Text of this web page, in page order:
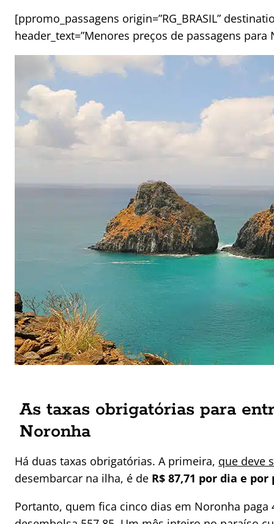
[ppromo_passagens origin=”RG_BRASIL”
header_text=”Menores preços de passagens para
As taxas obrigatórias para
Noronha
Há duas taxas obrigatórias. A primeira, que deve
desembarcar na ilha, é de R$ 87,71 por dia e por
Portanto, quem fica cinco dias em Noronha paga